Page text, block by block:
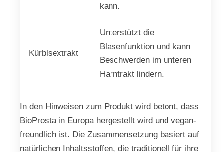
kann.
Kürbisextrakt
Unterstützt die
Blasenfunktion und kann
Beschwerden im unteren
Harntrakt lindern.
In den Hinweisen zum Produkt wird betont, dass
BioProsta in Europa hergestellt wird und vegan-
freundlich ist. Die Zusammensetzung basiert auf
natürlichen Inhaltsstoffen, die traditionell für ihre